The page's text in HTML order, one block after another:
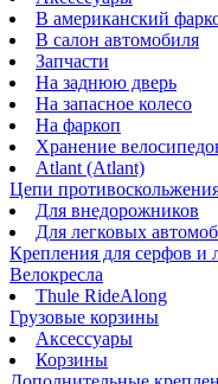
В американский
В салон автомобиля
Запчасти
На заднюю дверь
На запасное колесо
На фаркоп
Хранение
Atlant (Atlant)
Цепи
Для внедорожников
Для легковых
Крепления для серфов и
Велокресла
Thule RideAlong
Грузовые корзины
Аксессуары
Корзины